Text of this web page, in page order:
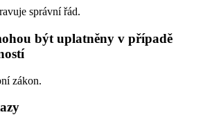
správní řád.
být uplatněny v případě
zákon.